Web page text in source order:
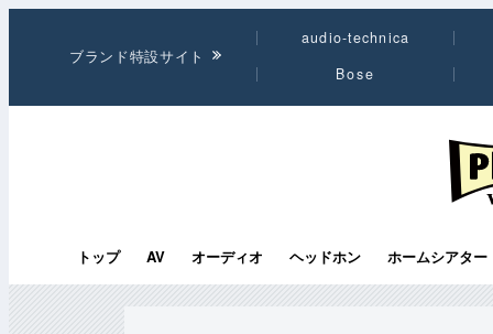
ブランド特設サイト
audio-technica
Bose
トップ AV オーディオ ヘッドホン ホームシアター